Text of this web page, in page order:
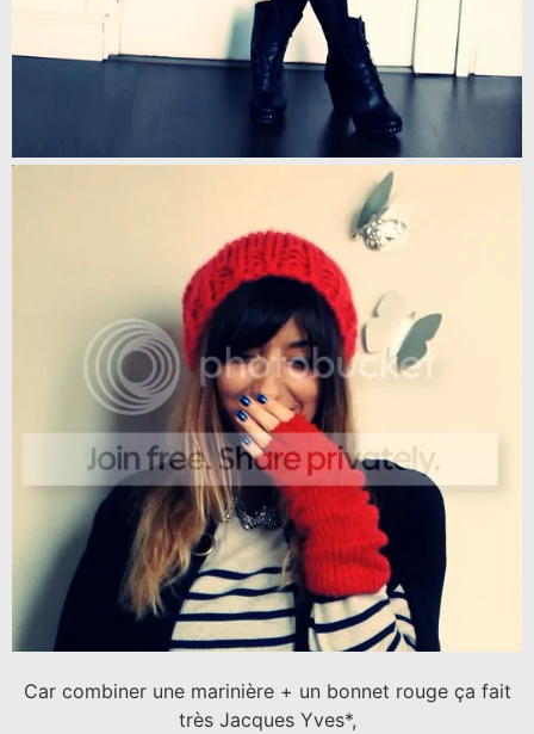
Car combiner une marinière + un bonnet rouge ça fait
très Jacques Yves*,